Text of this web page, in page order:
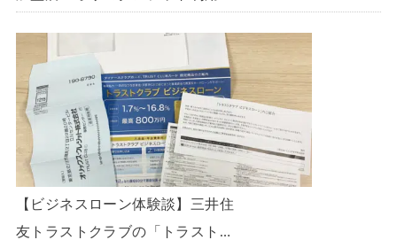
「オリコビジネスサポートプラ
ン」を使う方法がないか、問い合
わせてみた。
【ビジネスローン体験談】三井住
友トラストクラブの「トラストク